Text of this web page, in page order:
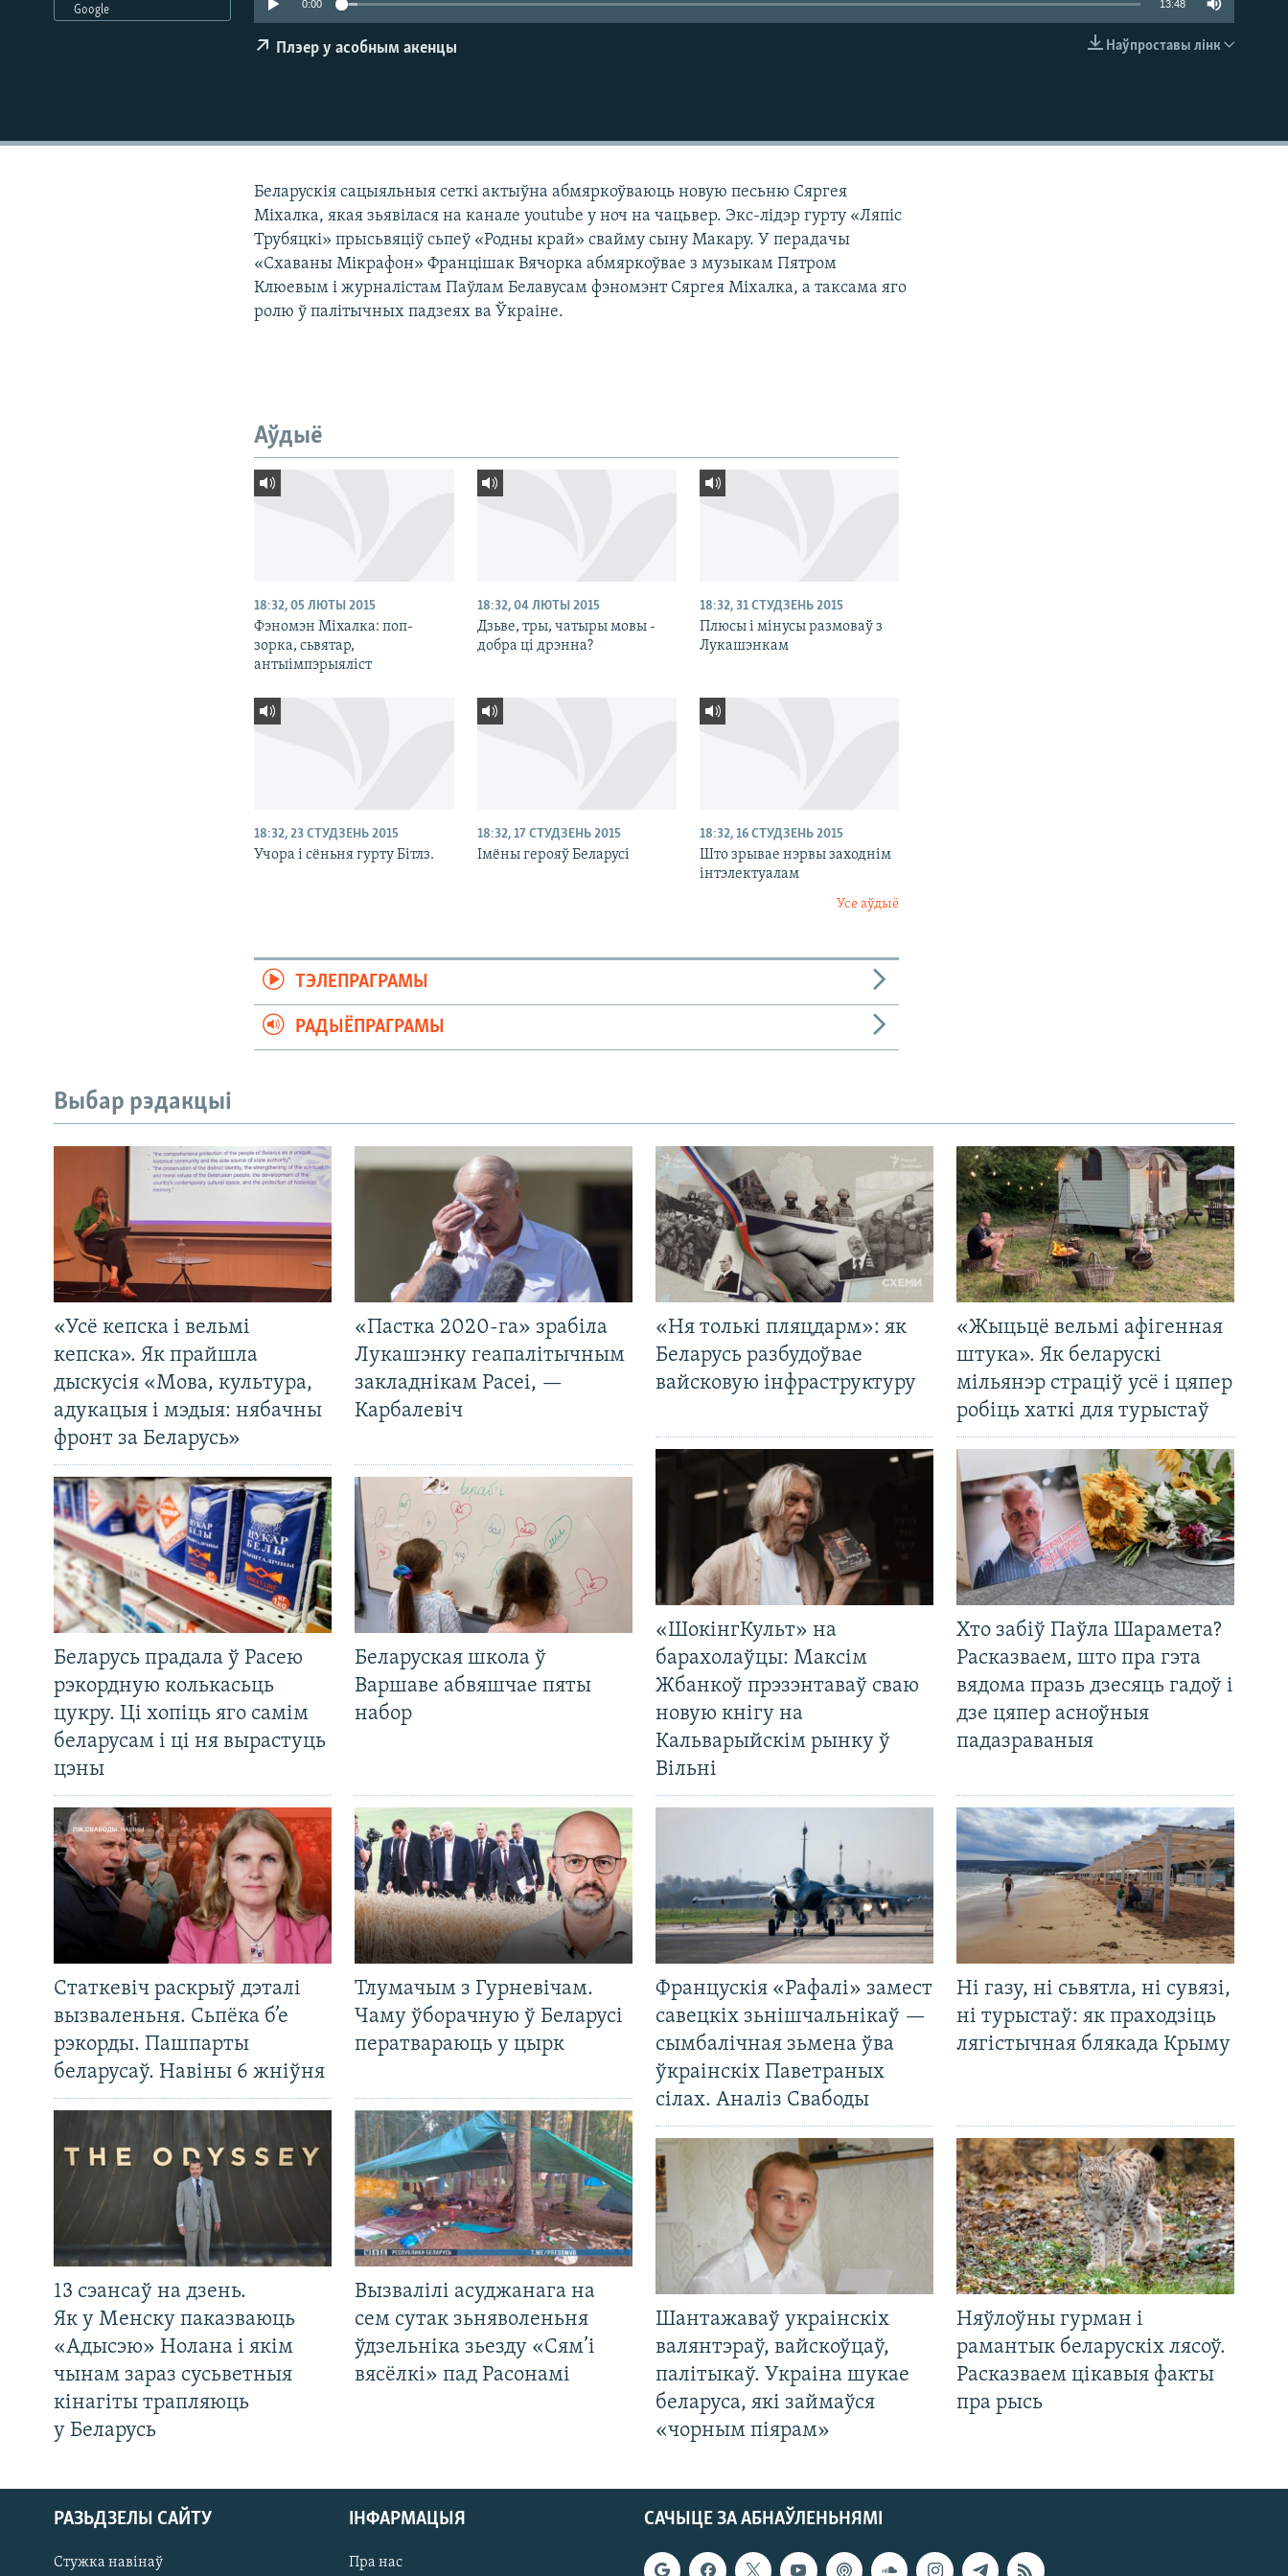
0:00 13:48
Наўпроставы лінк
Плэер у асобным акенцы
Google
Беларускія сацыяльныя сеткі актыўна абмяркоўваюць новую песьню Сяргея
Міхалка, якая зьявілася на канале youtube у ноч на чацьвер. Экс-лідэр гурту «Ляпіс
Трубяцкі» прысьвяціў сьпеў «Родны край» свайму сыну Макару. У перадачы
«Схаваны Мікрафон» Францішак Вячорка абмяркоўвае з музыкам Пятром
Клюевым і журналістам Паўлам Белавусам фэномэнт Сяргея Міхалка, а таксама яго
ролю ў палітычных падзеях ва Ўкраіне.
Аўдыё
18:32, 05 ЛЮТЫ 2015
Фэномэн Міхалка: поп-
зорка, сьвятар,
антыімпэрыяліст
18:32, 04 ЛЮТЫ 2015
Дзьве, тры, чатыры мовы -
добра ці дрэнна?
18:32, 31 СТУДЗЕНЬ 2015
Плюсы і мінусы размоваў з
Лукашэнкам
18:32, 23 СТУДЗЕНЬ 2015
Учора і сёньня гурту Бітлз.
18:32, 17 СТУДЗЕНЬ 2015
Імёны герояў Беларусі
18:32, 16 СТУДЗЕНЬ 2015
Што зрывае нэрвы заходнім
інтэлектуалам
Усе аўдыё
ТЭЛЕПРАГРАМЫ
РАДЫЁПРАГРАМЫ
Выбар рэдакцыі
«Усё кепска і вельмі
кепска». Як прайшла
дыскусія «Мова, культура,
адукацыя і мэдыя: нябачны
фронт за Беларусь»
«Пастка 2020-га» зрабіла
Лукашэнку геапалітычным
закладнікам Расеі, —
Карбалевіч
Беларусь прадала ў Расею
рэкордную колькасьць
цукру. Ці хопіць яго самім
беларусам і ці ня вырастуць
цэны
Беларуская школа ў
Варшаве абвяшчае пяты
набор
Статкевіч раскрыў дэталі
вызваленьня. Сьпёка б’е
рэкорды. Пашпарты
беларусаў. Навіны 6 жніўня
Тлумачым з Гурневічам.
Чаму ўборачную ў Беларусі
ператвараюць у цырк
13 сэансаў на дзень.
Як у Менску паказваюць
«Адысэю» Нолана і якім
чынам зараз сусьветныя
кінагіты трапляюць
у Беларусь
Вызвалілі асуджанага на
сем сутак зьняволеньня
ўдзельніка зьезду «Сям’і
вясёлкі» пад Расонамі
«Ня толькі пляцдарм»: як
Беларусь разбудоўвае
вайсковую інфраструктуру
«Жыцьцё вельмі афігенная
штука». Як беларускі
мільянэр страціў усё і цяпер
робіць хаткі для турыстаў
«ШокінгКульт» на
барахолаўцы: Максім
Жбанкоў прэзэнтаваў сваю
новую кнігу на
Кальварыйскім рынку ў
Вільні
Хто забіў Паўла Шарамета?
Расказваем, што пра гэта
вядома празь дзесяць гадоў і
дзе цяпер асноўныя
падазраваныя
Францускія «Рафалі» замест
савецкіх зьнішчальнікаў —
сымбалічная зьмена ўва
ўкраінскіх Паветраных
сілах. Аналіз Свабоды
Ні газу, ні сьвятла, ні сувязі,
ні турыстаў: як праходзіць
лягістычная блякада Крыму
Шантажаваў украінскіх
валянтэраў, вайскоўцаў,
палітыкаў. Украіна шукае
беларуса, які займаўся
«чорным піярам»
Няўлоўны гурман і
рамантык беларускіх лясоў.
Расказваем цікавыя факты
пра рысь
САЧЫЦЕ ЗА АБНАЎЛЕНЬНЯМІ
РАЗЬДЗЕЛЫ САЙТУ
Стужка навінаў
ІНФАРМАЦЫЯ
Пра нас